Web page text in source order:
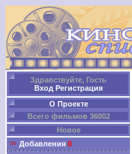
Здравствуйте, Гость
Вход Регистрация
О Проекте
Всего фильмов 36002
Новое
Добавления 0